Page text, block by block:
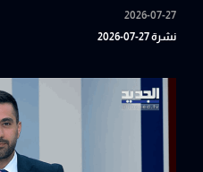
2026-07-27
نشرة 27-07-2026